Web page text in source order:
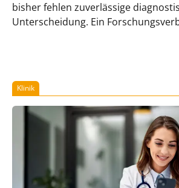
bisher fehlen zuverlässige
Unterscheidung. Ein
Klinik